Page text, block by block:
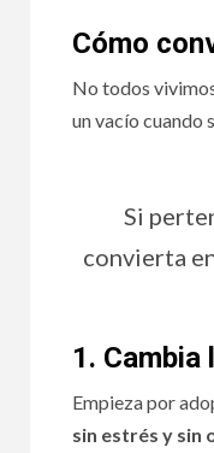
Cómo
No todos
un vacío cuando
Si
convierta
1.
Empieza por
sin estrés y sin